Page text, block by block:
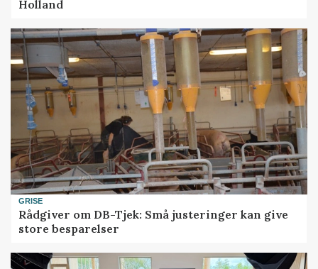
Holland
GRISE
Rådgiver om DB-Tjek: Små justeringer kan give
store besparelser